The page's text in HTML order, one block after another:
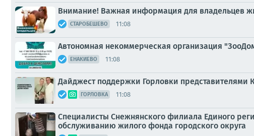
Внимание! Важная информация для владельцев
СТАРОБЕШЕВО 11:08
Автономная некоммерческая организация
ЕНАКИЕВО 11:08
Дайджест поддержки Горловки представителями
ГОРЛОВКА 11:08
Специалисты Снежнянского филиала Единого
обслуживанию жилого фонда городского округа